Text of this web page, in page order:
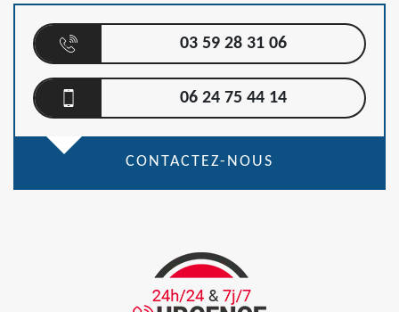
03 59 28 31 06
06 24 75 44 14
CONTACTEZ-NOUS